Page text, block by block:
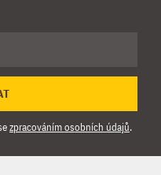
zpracováním osobních údajů.